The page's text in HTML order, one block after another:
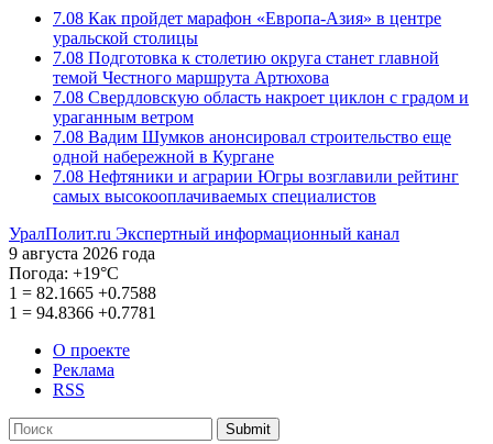
7.08 Как пройдет марафон «Европа-Азия» в центре
уральской столицы
7.08 Подготовка к столетию округа станет главной
темой Честного маршрута Артюхова
7.08 Свердловскую область накроет циклон с градом и
ураганным ветром
7.08 Вадим Шумков анонсировал строительство еще
одной набережной в Кургане
7.08 Нефтяники и аграрии Югры возглавили рейтинг
самых высокооплачиваемых специалистов
УралПолит.ru Экспертный информационный канал
9 августа 2026 года
Погода: +19°С
1 = 82.1665 +0.7588
1 = 94.8366 +0.7781
О проекте
Реклама
RSS
Submit